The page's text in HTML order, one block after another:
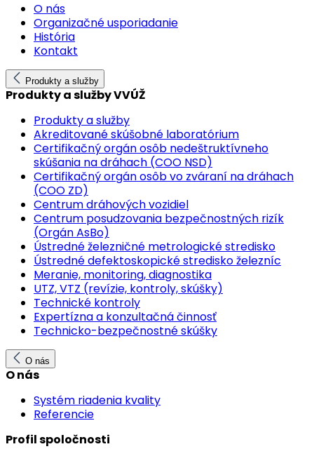
O nás
Organizačné usporiadanie
História
Kontakt
Produkty a služby
Produkty a služby VVÚŽ
Produkty a služby
Akreditované skúšobné laboratórium
Certifikačný orgán osôb nedeštruktívneho
skúšania na dráhach (COO NSD)
Certifikačný orgán osôb vo zváraní na dráhach
(COO ZD)
Centrum dráhových vozidiel
Centrum posudzovania bezpečnostných rizík
(Orgán AsBo)
Ústredné železničné metrologické stredisko
Ústredné defektoskopické stredisko železníc
Meranie, monitoring, diagnostika
UTZ, VTZ (revízie, kontroly, skúšky)
Technické kontroly
Expertízna a konzultačná činnosť
Technicko-bezpečnostné skúšky
O nás
O nás
Systém riadenia kvality
Referencie
Profil spoločnosti